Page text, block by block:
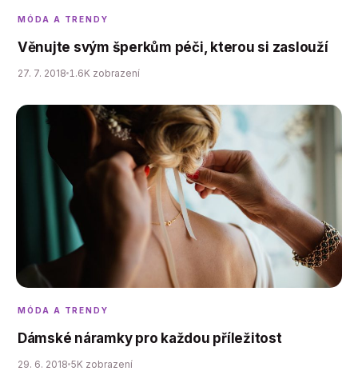
MÓDA A TRENDY
Věnujte svým šperkům péči, kterou si zaslouží
27. 7. 2018 1.6K zobrazení
MÓDA A TRENDY
Dámské náramky pro každou příležitost
29. 6. 2018 5K zobrazení